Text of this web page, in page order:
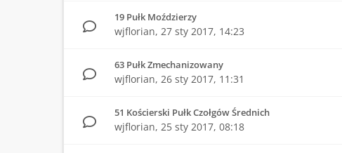
19 Pułk Moździerzy
wjflorian, 27 sty 2017, 14:23
63 Pułk Zmechanizowany
wjflorian, 26 sty 2017, 11:31
51 Kościerski Pułk Czołgów Średnich
wjflorian, 25 sty 2017, 08:18